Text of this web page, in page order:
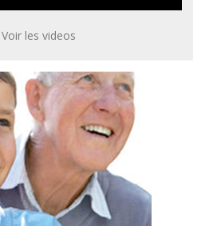
Voir les videos